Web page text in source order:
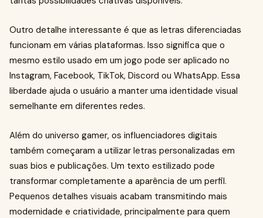
Outro detalhe interessante é que as letras diferenciadas
funcionam em várias plataformas. Isso significa que o
mesmo estilo usado em um jogo pode ser aplicado no
Instagram, Facebook, TikTok, Discord ou WhatsApp. Essa
liberdade ajuda o usuário a manter uma identidade visual
semelhante em diferentes redes.
Além do universo gamer, os influenciadores digitais
também começaram a utilizar letras personalizadas em
suas bios e publicações. Um texto estilizado pode
transformar completamente a aparência de um perfil.
Pequenos detalhes visuais acabam transmitindo mais
modernidade e criatividade, principalmente para quem